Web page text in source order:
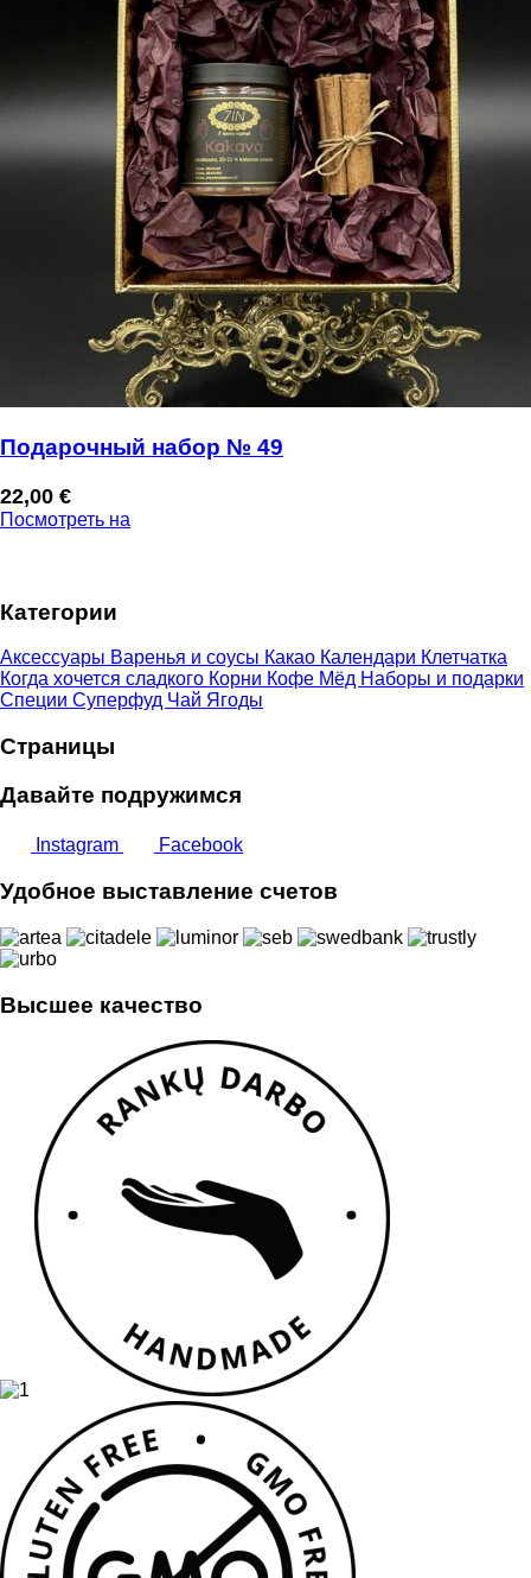
Подарочный набор № 49
22,00 €
Посмотреть на
Категории
Аксессуары Варенья и соусы Какао Календари Клетчатка
Когда хочется сладкого Корни Кофе Мёд Наборы и подарки
Специи Суперфуд Чай Ягоды
Страницы
Давайте подружимся
Instagram Facebook
Удобное выставление счетов
Высшее качество